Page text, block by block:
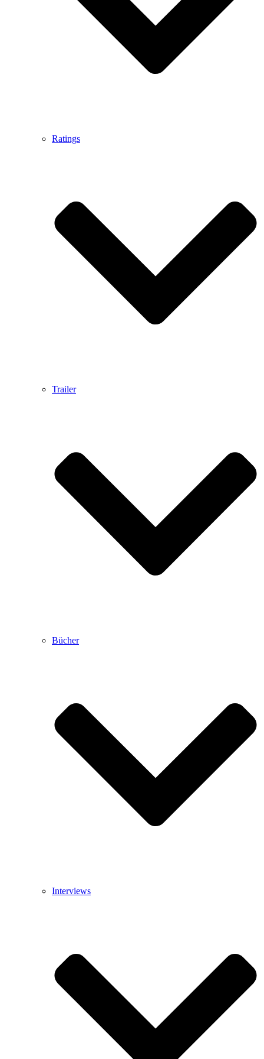
Ratings
Trailer
Bücher
Interviews